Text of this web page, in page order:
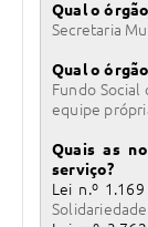
Serviços Online
Qual o
Secretaria
Qual o
Fundo
equipe
Quais as
serviço?
Lei n.º